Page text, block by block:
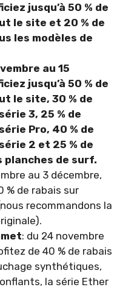
jusqu’à 50 % de
le site et 20 % de
les modèles de
au 15
jusqu’à 50 % de
le site, 30 % de
3, 25 % de
Pro, 40 % de
2 et 25 % de
planches de surf.
au 3 décembre,
% de rabais sur
recommandons la
: du 24 novembre
de 40 % de rabais
synthétiques,
la série Ether